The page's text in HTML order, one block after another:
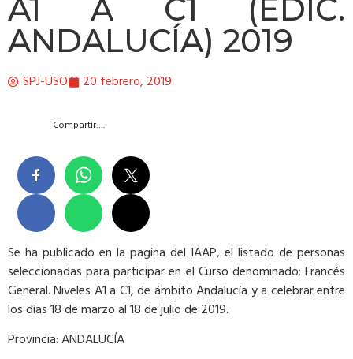
A1 A C1 (EDIC.
ANDALUCÍA) 2019
SPJ-USO 20 febrero, 2019
Compartir….
Se ha publicado en la pagina del IAAP, el listado de personas
seleccionadas para participar en el Curso denominado: Francés
General. Niveles A1 a C1, de ámbito Andalucía y a celebrar entre
los días 18 de marzo al 18 de julio de 2019.
Provincia: ANDALUCÍA